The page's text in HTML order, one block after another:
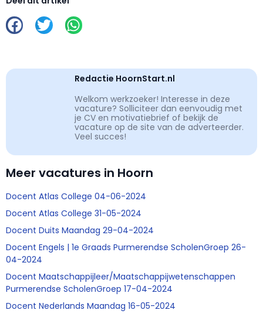
Redactie HoornStart.nl
Welkom werkzoeker! Interesse in deze
vacature? Solliciteer dan eenvoudig met
je CV en motivatiebrief of bekijk de
vacature op de site van de adverteerder.
Veel succes!
Meer vacatures in Hoorn
Docent Atlas College 04-06-2024
Docent Atlas College 31-05-2024
Docent Duits Maandag 29-04-2024
Docent Engels | 1e Graads Purmerendse ScholenGroep 26-
04-2024
Docent Maatschappijleer/Maatschappijwetenschappen
Purmerendse ScholenGroep 17-04-2024
Docent Nederlands Maandag 16-05-2024